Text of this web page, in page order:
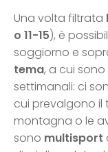
Una volta filtrata
o 11-15), è
soggiorno e
tema, a cui
settimanali: ci
cui prevalgono il
montagna o le
sono multisport